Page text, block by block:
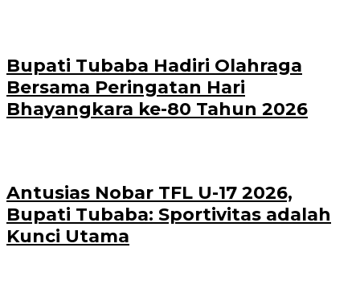
Bupati Tubaba Hadiri Olahraga
Bersama Peringatan Hari
Bhayangkara ke-80 Tahun 2026
Antusias Nobar TFL U-17 2026,
Bupati Tubaba: Sportivitas adalah
Kunci Utama